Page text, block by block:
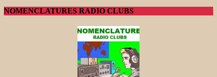
NOMENCLATURES RADIO CLUBS